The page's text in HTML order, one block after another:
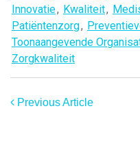
Innovatie, Kwaliteit,
Patiëntenzorg,
Toonaangevende
Zorgkwaliteit
Previous Article